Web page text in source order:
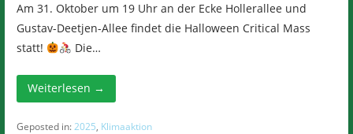
Am 31. Oktober um 19 Uhr an der Ecke Hollerallee und
Gustav-Deetjen-Allee findet die Halloween Critical Mass
statt!
Die…
Weiterlesen →
Geposted in:2025, Klimaaktion